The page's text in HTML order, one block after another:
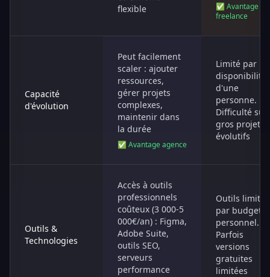
flexible
✅ Avantage
freelance
Capacité
d'évolution
Peut facilement
scaler : ajouter
ressources,
gérer projets
complexes,
maintenir dans
la durée
✅ Avantage agence
Limité par
disponibilité
d'une
personne.
Difficulté sur
gros projets
évolutifs
Outils &
Technologies
Accès à outils
professionnels
coûteux (3 000-5
000€/an) : Figma,
Adobe Suite,
outils SEO,
serveurs
performance
Outils limités
par budget
personnel.
Parfois
versions
gratuites
limitées